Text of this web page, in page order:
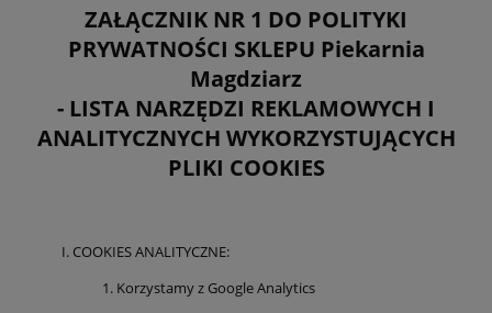
ZAŁĄCZNIK NR 1 DO POLITYKI
PRYWATNOŚCI SKLEPU Piekarnia
Magdziarz
- LISTA NARZĘDZI REKLAMOWYCH I
ANALITYCZNYCH WYKORZYSTUJĄCYCH
PLIKI COOKIES
COOKIES ANALITYCZNE:
Korzystamy z Google Analytics